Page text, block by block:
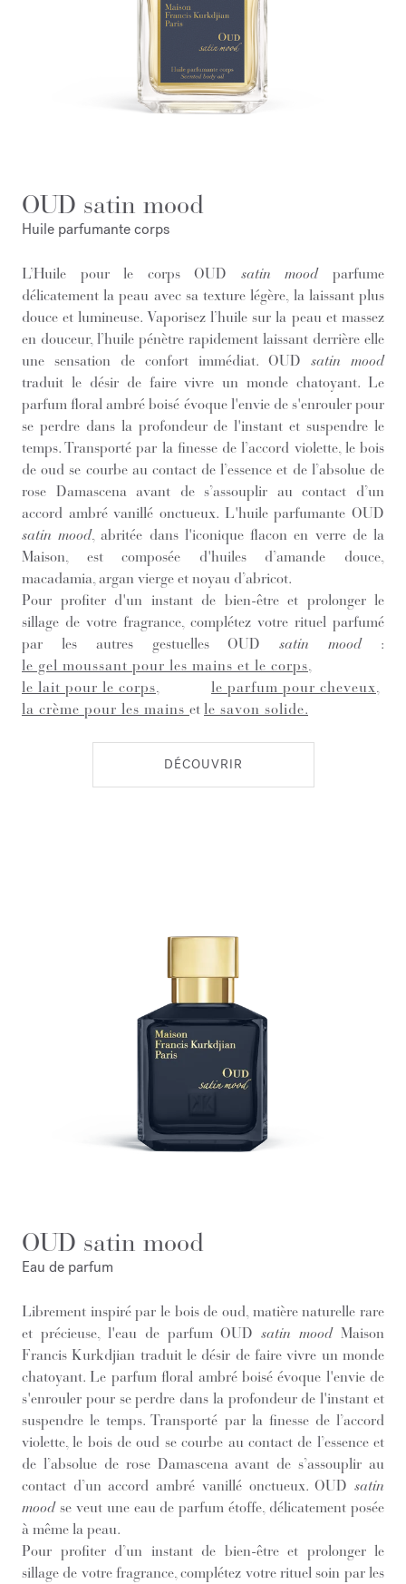
OUD satin mood
Huile parfumante corps
L’Huile pour le corps OUD satin moodparfume
délicatement la peau avec sa texture légère, la laissant plus
douce et lumineuse. Vaporisez l’huile sur la peau et massez
en douceur, l’huile pénètre rapidement laissant derrière elle
une sensation de confort immédiat. OUD satin mood
traduit le désir de faire vivre un monde chatoyant. Le
parfum floral ambré boisé évoque l'envie de s'enrouler pour
se perdre dans la profondeur de l'instant et suspendre le
temps. Transporté par la finesse de l’accord violette, le bois
de oud se courbe au contact de l’essence et de l’absolue de
rose Damascena avant de s’assouplir au contact d’un
accord ambré vanillé onctueux. L'huile parfumante OUD
satin mood, abritée dans l'iconique flacon en verre de la
Maison, est composée d'huiles d’amande douce,
macadamia, argan vierge et noyau d’abricot.
Pour profiter d'un instant de bien-être et prolonger le
sillage de votre fragrance, complétez votre rituel parfumé
par les autres gestuelles OUDsatin mood:
le gel moussant pour les mains et le corps
le lait pour le corps
le parfum pour cheveux
la crème pour les mains et le savon solide.
DÉCOUVRIR
OUD satin mood
Eau de parfum
Librement inspiré par le bois de oud, matière naturelle rare
et précieuse, l'eau de parfum OUDsatin moodMaison
Francis Kurkdjian traduit le désir de faire vivre un monde
chatoyant. Le parfum floral ambré boisé évoque l'envie de
s'enrouler pour se perdre dans la profondeur de l'instant et
suspendre le temps. Transporté par la finesse de l’accord
violette, le bois de oud se courbe au contact de l’essence et
de l’absolue de rose Damascena avant de s’assouplir au
contact d’un accord ambré vanillé onctueux. OUD satin
moodse veut une eau de parfum étoffe, délicatement posée
à même la peau.
Pour profiter d’un instant de bien-être et prolonger le
sillage de votre fragrance, complétez votre rituel soin par les